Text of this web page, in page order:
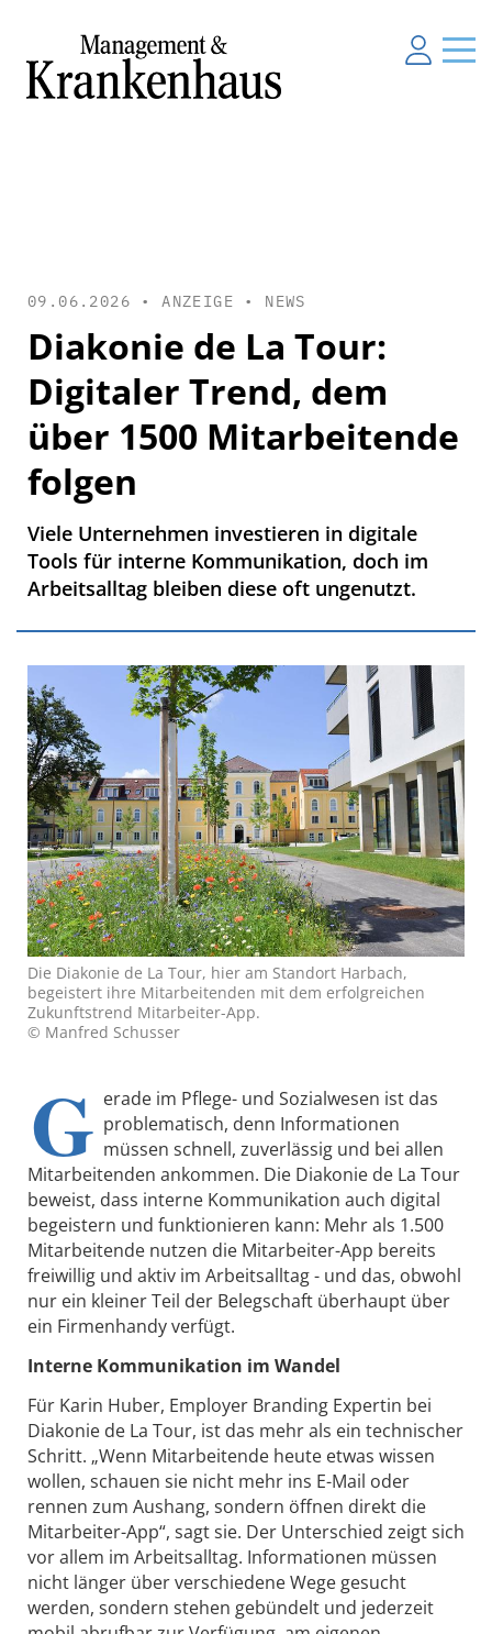
09.06.2026 • ANZEIGE • NEWS
Diakonie de La Tour:
Digitaler Trend, dem
über 1500 Mitarbeitende
folgen
Viele Unternehmen investieren in digitale
Tools für interne Kommunikation, doch im
Arbeitsalltag bleiben diese oft ungenutzt.
Die Diakonie de La Tour, hier am Standort Harbach,
begeistert ihre Mitarbeitenden mit dem erfolgreichen
Zukunftstrend Mitarbeiter-App.
© Manfred Schusser
G erade im Pflege- und Sozialwesen ist das
problematisch, denn Informationen
müssen schnell, zuverlässig und bei allen
Mitarbeitenden ankommen. Die Diakonie de La Tour
beweist, dass interne Kommunikation auch digital
begeistern und funktionieren kann: Mehr als 1.500
Mitarbeitende nutzen die Mitarbeiter-App bereits
freiwillig und aktiv im Arbeitsalltag - und das, obwohl
nur ein kleiner Teil der Belegschaft überhaupt über
ein Firmenhandy verfügt.
Interne Kommunikation im Wandel
Für Karin Huber, Employer Branding Expertin bei
Diakonie de La Tour, ist das mehr als ein technischer
Schritt. „Wenn Mitarbeitende heute etwas wissen
wollen, schauen sie nicht mehr ins E-Mail oder
rennen zum Aushang, sondern öffnen direkt die
Mitarbeiter-App“, sagt sie. Der Unterschied zeigt sich
vor allem im Arbeitsalltag. Informationen müssen
nicht länger über verschiedene Wege gesucht
werden, sondern stehen gebündelt und jederzeit